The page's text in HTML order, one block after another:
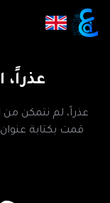
عذراً، لم نتمكن من